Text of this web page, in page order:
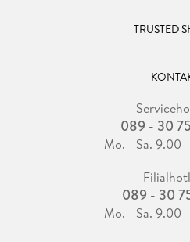
TRUSTED
089 - 30
Mo. - Sa. 9.00
089 - 30
Mo. - Sa. 9.00